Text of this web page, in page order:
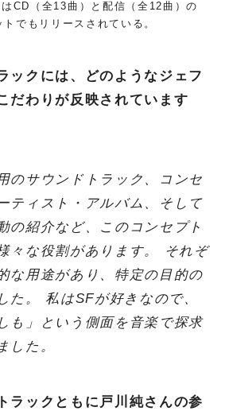
CD（全13曲）と配信（全12曲）の
トでもリリースされている。
ックには、どのようなジェフ
だわりが反映されています
のサウンドトラック、コンセ
ティスト・アルバム、そして
の紹介など、このコンセプト
々な役割があります。 それぞ
な用途があり、特定の目的の
た。 私はSFが好きなので、
も」という側面を音楽で探求
した。
ラックともに戸川純さんの参